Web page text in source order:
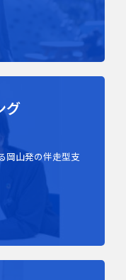
グ
岡山発の伴走型支